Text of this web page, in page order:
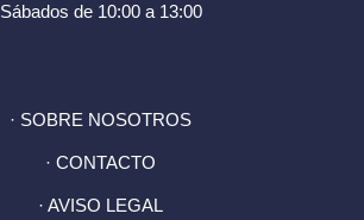
Sábados de 10:00 a 13:00
· SOBRE NOSOTROS
· CONTACTO
· AVISO LEGAL